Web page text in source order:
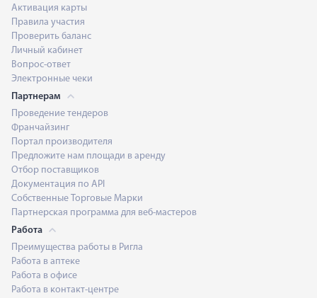
Активация карты
Правила участия
Проверить баланс
Личный кабинет
Вопрос-ответ
Электронные чеки
Партнерам
Проведение тендеров
Франчайзинг
Портал производителя
Предложите нам площади в аренду
Отбор поставщиков
Документация по API
Собственные Торговые Марки
Партнерская программа для веб-мастеров
Работа
Преимущества работы в Ригла
Работа в аптеке
Работа в офисе
Работа в контакт-центре